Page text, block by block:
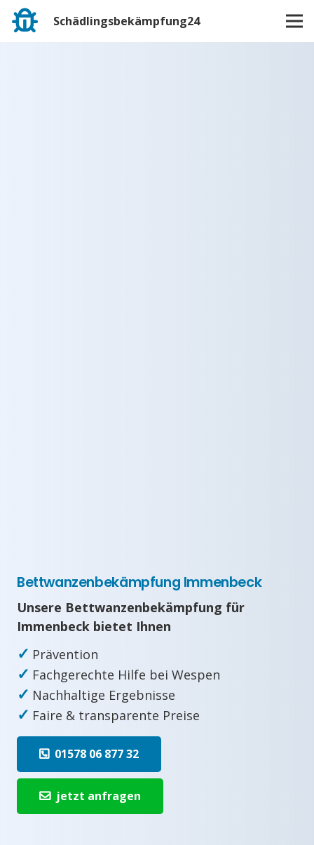
Schädlingsbekämpfung24
Bettwanzenbekämpfung Immenbeck
Unsere Bettwanzenbekämpfung für
Immenbeck bietet Ihnen
✓ Prävention
✓ Fachgerechte Hilfe bei Wespen
✓ Nachhaltige Ergebnisse
✓ Faire & transparente Preise
01578 06 877 32
jetzt anfragen